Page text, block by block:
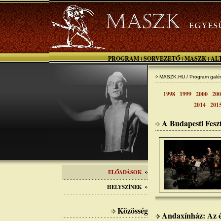
PROGRAM | SORVEZETŐ | MASZK |
ELŐADÁSOK
HELYSZÍNEK
Közösség
MASZK.HU / Program
1998 1999 2000
2014
A Budapesti
Andaxínház: Az